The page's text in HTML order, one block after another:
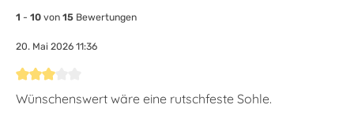
1 - 10 von 15 Bewertungen
20. Mai 2026 11:36
Bewertung mit 3 von 5 Sternen
Wünschenswert wäre eine rutschfeste Sohle.